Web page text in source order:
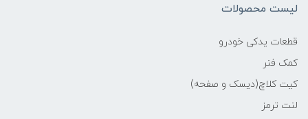
لیست محصولات
قطعات یدکی خودرو
کمک فنر
کیت کلاچ(دیسک و صفحه)
لنت ترمز